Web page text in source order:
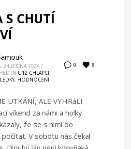
S CHUTÍ
0 8
24 LEDNA 2024 /
IN U12 CHLAPCI,
HODNOCENÍ
UTKÁNÍ, ALE VYHRáLI
víkend za námi a holky
že se s nimi do
V sobotu nás čekal